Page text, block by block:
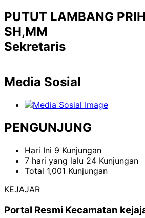
PUTUT LAMBANG
SH,MM
Sekretaris
Media Sosial
PENGUNJUNG
Hari Ini 9 Kunjungan
7 hari yang lalu 24 Kunjungan
Total 1,001 Kunjungan
KEJAJAR
Portal Resmi Kecamatan